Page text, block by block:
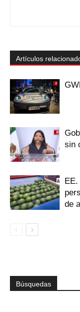
Artículos
sin
de
Búsquedas